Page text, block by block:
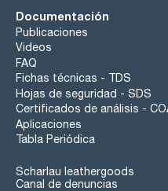
Documentación
Publicaciones
Videos
FAQ
Fichas técnicas - TDS
Hojas de seguridad - SDS
Certificados de análisis -
Aplicaciones
Tabla Periódica
Scharlau leathergoods
Canal de denuncias